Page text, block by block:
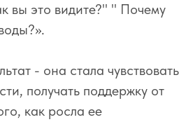
вы это видите?" " Почему
- она стала чувствовать
получать поддержку от
как росла ее